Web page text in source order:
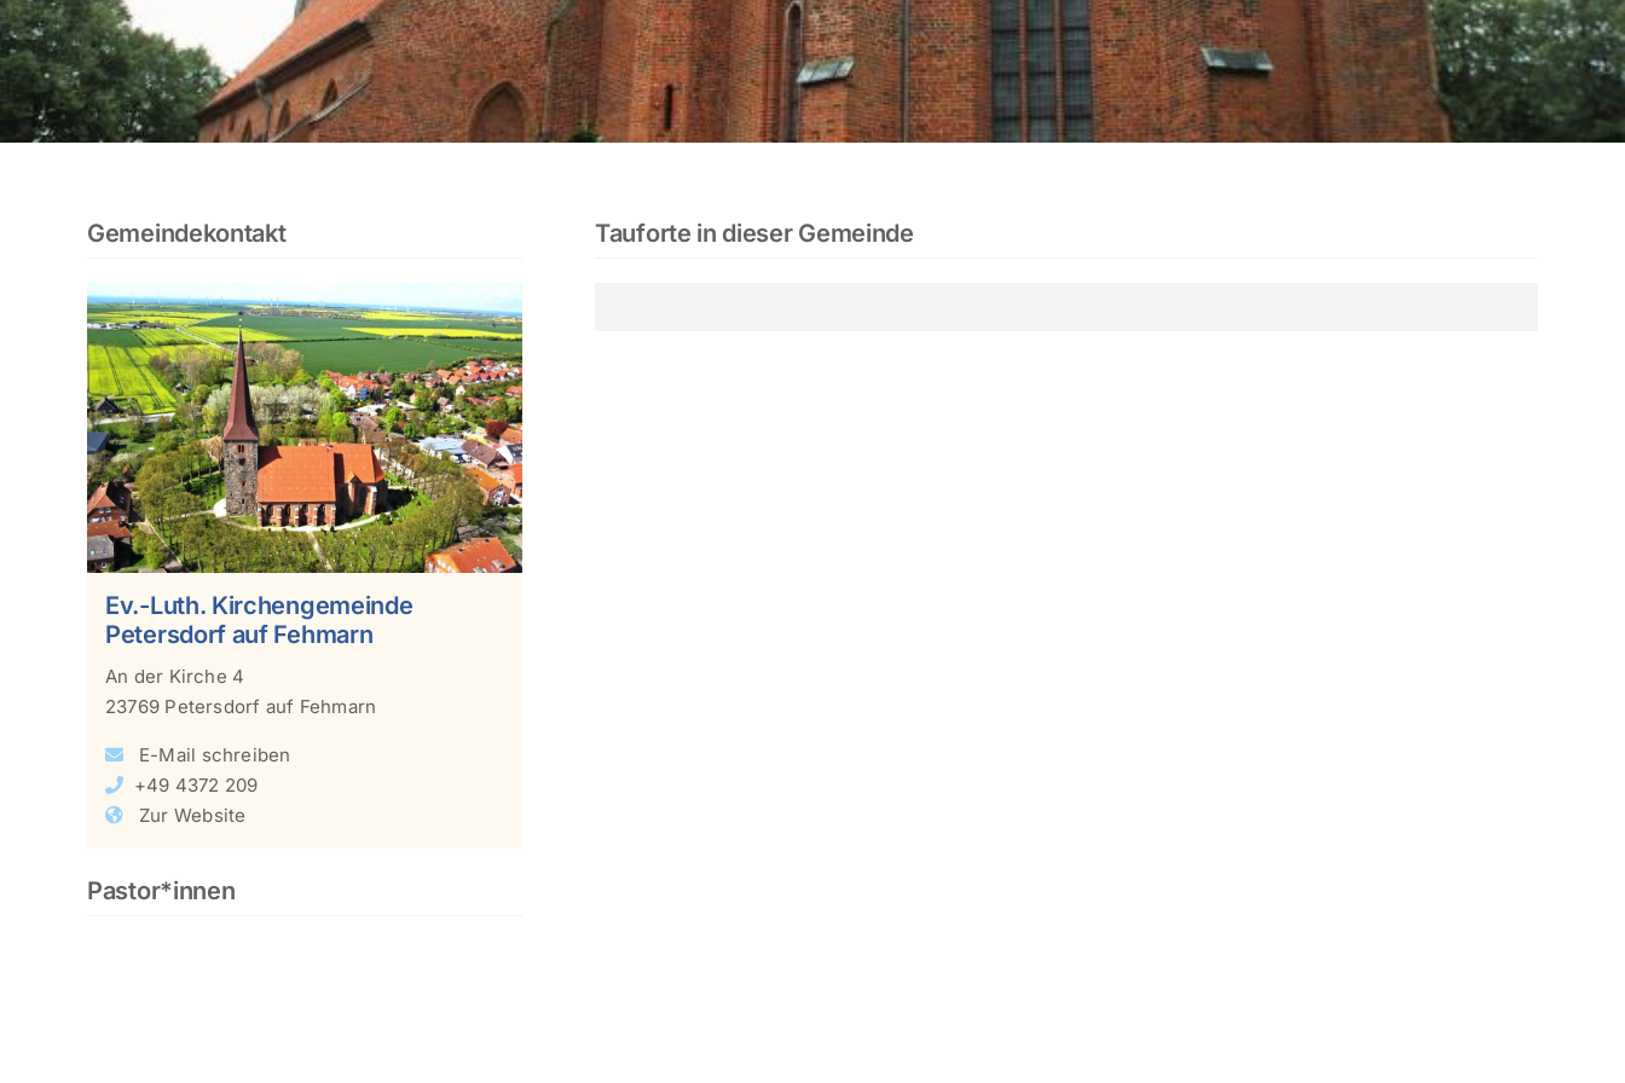
Gemeindekontakt
Ev.-Luth. Kirchengemeinde
Petersdorf auf Fehmarn
An der Kirche 4
23769 Petersdorf auf Fehmarn
E-Mail schreiben
+49 4372 209
Zur Website
Pastor*innen
Tauforte in dieser Gemeinde